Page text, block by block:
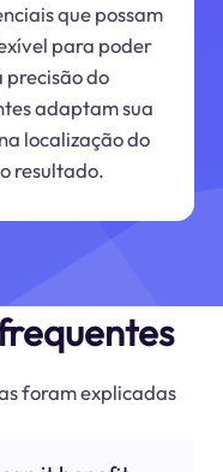
que possam
para poder
do
adaptam sua
localização do
resultado.
foram explicadas